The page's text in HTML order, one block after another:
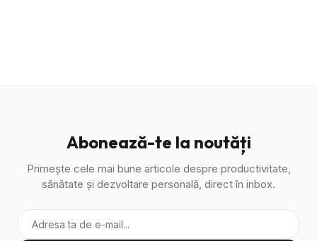
Abonează-te la noutăți
Primește cele mai bune articole despre productivitate,
sănătate și dezvoltare personală, direct în inbox.